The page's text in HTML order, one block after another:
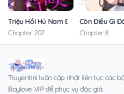
Triệu Hồi Hủ Nam Đến Thế Giới Khác
Chapter 207
Còn Điều Gì
Chapter 8
Truyentini luôn cập nhật liên tục các
Boylove VIP để phục vụ độc giả.